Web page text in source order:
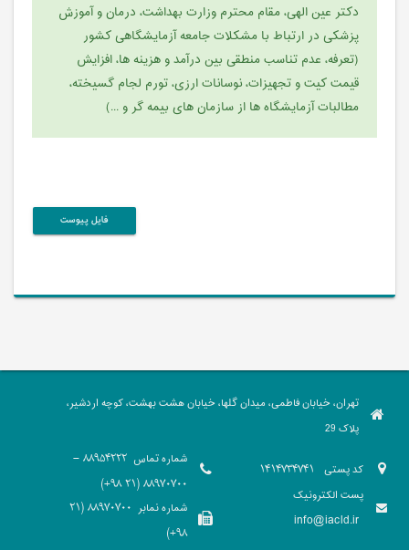
دکتر عین الهی، مقام محترم وزارت بهداشت، درمان و آموزش
پزشکی در ارتباط با مشکلات جامعه آزمایشگاهی کشور
(تعرفه، عدم تناسب منطقی بین درآمد و هزینه ها، افزایش
قیمت کیت و تجهیزات، نوسانات ارزی، تورم لجام گسیخته،
مطالبات آزمایشگاه ها از سازمان های بیمه گر و ...)
فایل پیوست
تهران، خیابان فاطمی، میدان گلها، خیابان هشت بهشت، کوچه اردشیر،
پلاک 29
کد پستی
پست الکترونیک
info@iacld.ir
شماره تماس
88954222 -
88970700 (21 98+)
شماره نمابر
88970700 (21
98+)